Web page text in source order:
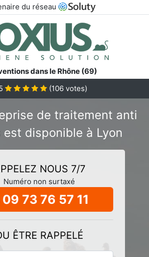
du réseau
dans le Rhône (69)
(106votes)
de traitement anti
est disponible à Lyon
NOUS 7/7
Numéro non surtaxé
09 73 76 57 11
ÊTRE RAPPELÉ